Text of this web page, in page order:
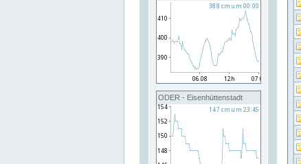
ODER - Eisenhüttenstadt